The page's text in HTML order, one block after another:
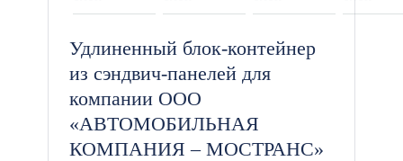
Удлиненный блок-контейнер
из сэндвич-панелей для
компании ООО
«АВТОМОБИЛЬНАЯ
КОМПАНИЯ – МОСТРАНС»